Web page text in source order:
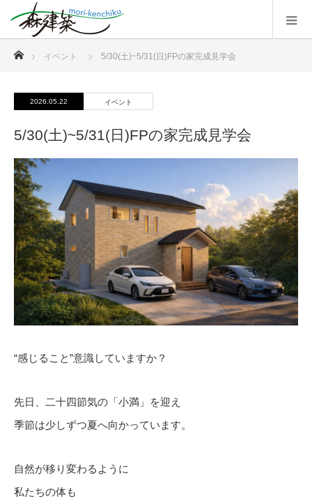
イベント 5/30(土)~5/31(日)FPの家完成見学会
2026.05.22 イベント
5/30(土)~5/31(日)FPの家完成見学会
“感じること”意識していますか？
先日、二十四節気の「小満」を迎え
季節は少しずつ夏へ向かっています。
自然が移り変わるように
私たちの体も